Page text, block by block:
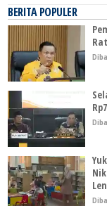
BERITA POPULER